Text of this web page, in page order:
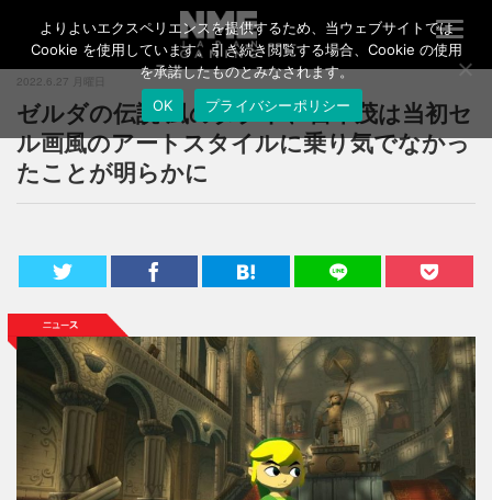
T
o
g
l
n
a
n
2022.6.27 月曜日
ゼルダの伝説 風のタクト、宮本茂は当初セ
ル画風のアートスタイルに乗り気でなかっ
たことが明らかに
よりよいエクスペリエンスを提供するため、当ウェブサイトでは
Cookie を使用しています。引き続き閲覧する場合、Cookie の使用
を承諾したものとみなされます。
OK
プライバシーポリシー